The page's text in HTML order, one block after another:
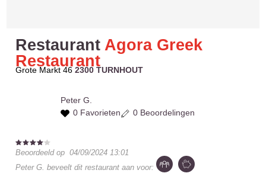
Restaurant Agora Greek
Restaurant
Grote Markt 462300 TURNHOUT
Peter G.
0 Favorieten
0 Beoordelingen
Beoordeeld op04/09/2024 13:01
Peter G. beveelt dit restaurant aan voor: